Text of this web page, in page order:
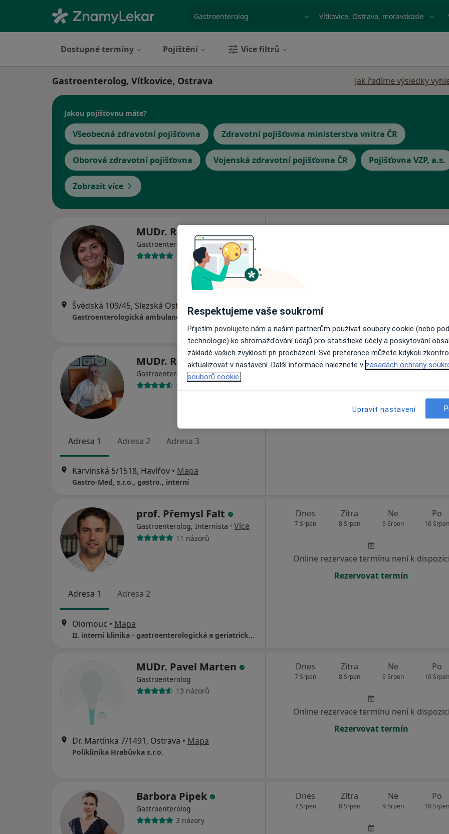
Město nebo region
Dostupné termíny Pojištění Více filtrů
Gastroenterolog, Vítkovice, Ostrava Jak řadíme výsledky
Jakou pojišťovnu máte?
Všeobecná zdravotní pojišťovna Zdravotní pojišťovna ministerstva vnitra ČR
Oborová zdravotní pojišťovna Vojenská zdravotní pojišťovna ČR Pojišťovna VZP, a.s.
Zobrazit více
MUDr. Radka Košková
Gastroenterolog ·Více
186 názorů
Švédská 109/45, Slezská Ostrava Mapa
Gastroenterologická ambulance - přijímáme nové pacienty
MUDr. Radim Bužga
Gastroenterolog, Internista·Více
141 názorů
Adresa 1 Adresa 2 Adresa 3
Karvinská 5/1518, Havířov • Mapa
Gastro-Med, s.r.o., gastro., interní
Dnes Zítra Ne
9 Srpen
Po
10
Online rezervace termínu není k
prof. Přemysl Falt
Gastroenterolog, Internista · Více
11 názorů
Adresa 1 Adresa 2
Olomouc • Mapa
II. interní klinika - gastroenterologická a geriatrická, Fakultní nemocnice Olomouc
Dnes
7 Srpen
Zítra
8 Srpen
Ne
9 Srpen
Po
10 Srpen
Online rezervace termínu není k dispozici
Rezervovat termín
MUDr. Pavel Marten
Gastroenterolog
13 názorů
Dr. Martínka 7/1491, Ostrava • Mapa
Poliklinika Hrabůvka s.r.o.
Dnes
7 Srpen
Zítra
8 Srpen
Ne
9 Srpen
Po
10 Srpen
Online rezervace termínu není k dispozici
Rezervovat termín
Barbora Pipek
Gastroenterolog
3 názory
Dnes
7 Srpen
Zítra
8 Srpen
Ne
9 Srpen
Po
10 Srpen
Respektujeme vaše soukromí
Přijetím povolujete nám a našim partnerům používat soubory cookie (nebo
technologie) ke shromažďování údajů pro statistické účely a poskytování
základě vašich zvyklostí při procházení. Své preference můžete kdykoli
aktualizovat v nastavení. Další informace naleznete v zásadách ochrany
souborů cookie.
Upravit nastavení